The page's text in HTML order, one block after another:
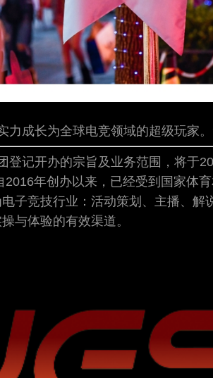
成长为全球电竞领域的超级玩家。
登记开办的宗旨及业务范围，将于
2016年创办以来，已经受到国家体
子竞技行业：活动策划、主播、解
与体验的有效渠道。